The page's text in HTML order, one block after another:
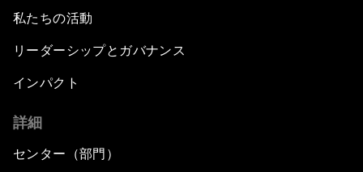
私たちの活動
リーダーシップとガバナンス
インパクト
詳細
センター（部門）